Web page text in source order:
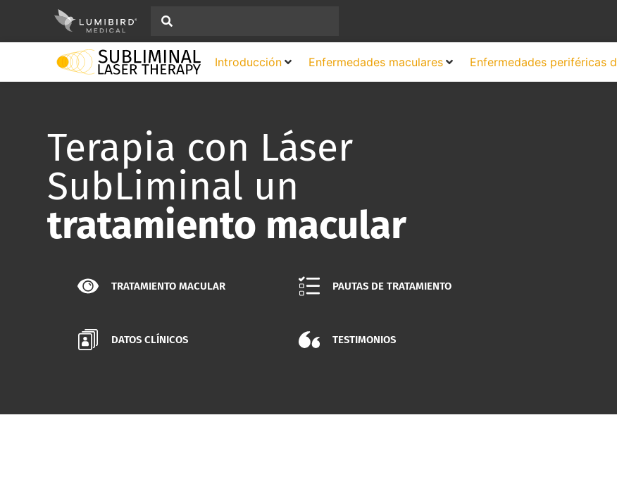
Introducción Enfermedades maculares Enfermedades periféricas
Terapia con Láser
SubLiminal un
tratamiento macular
TRATAMIENTO MACULAR PAUTAS DE TRATAMIENTO
DATOS CLÍNICOS TESTIMONIOS